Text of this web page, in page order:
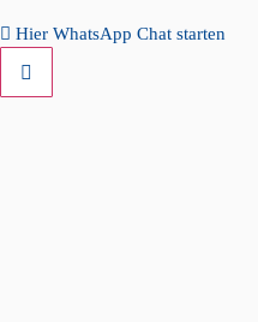
Hier WhatsApp Chat starten